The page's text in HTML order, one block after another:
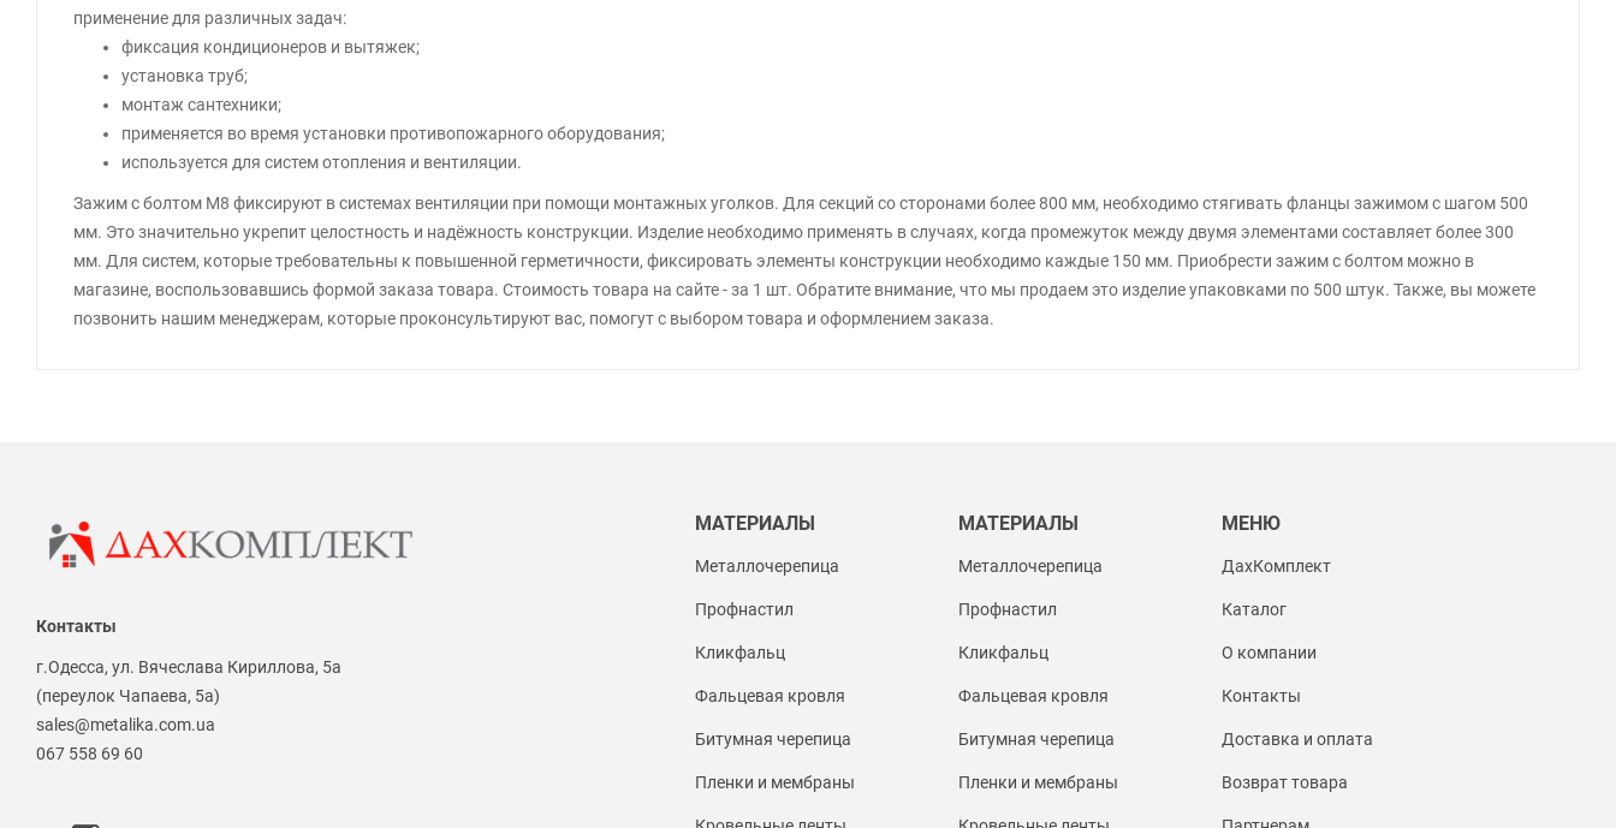
применение для различных задач:
фиксация кондиционеров и вытяжек;
установка труб;
монтаж сантехники;
применяется во время установки противопожарного оборудования;
используется для систем отопления и вентиляции.
Зажим с болтом М8 фиксируют в системах вентиляции при помощи монтажных уголков. Для секций со сторонами более 800 мм, необходимо стягивать фланцы зажимом с шагом 500
мм. Это значительно укрепит целостность и надёжность конструкции. Изделие необходимо применять в случаях, когда промежуток между двумя элементами составляет более 300
мм. Для систем, которые требовательны к повышенной герметичности, фиксировать элементы конструкции необходимо каждые 150 мм. Приобрести зажим с болтом можно в
магазине, воспользовавшись формой заказа товара. Стоимость товара на сайте - за 1 шт. Обратите внимание, что мы продаем это изделие упаковками по 500 штук. Также, вы можете
позвонить нашим менеджерам, которые проконсультируют вас, помогут с выбором товара и оформлением заказа.
Контакты
г.Одесса, ул. Вячеслава Кириллова, 5а
(переулок Чапаева, 5а)
sales@metalika.com.ua
067 558 69 60
МАТЕРИАЛЫ
Металлочерепица
Профнастил
Кликфальц
Фальцевая кровля
Битумная черепица
Пленки и мембраны
МАТЕРИАЛЫ
Металлочерепица
Профнастил
Кликфальц
Фальцевая кровля
Битумная черепица
Пленки и мембраны
МЕНЮ
ДахКомплект
Каталог
О компании
Контакты
Доставка и оплата
Возврат товара